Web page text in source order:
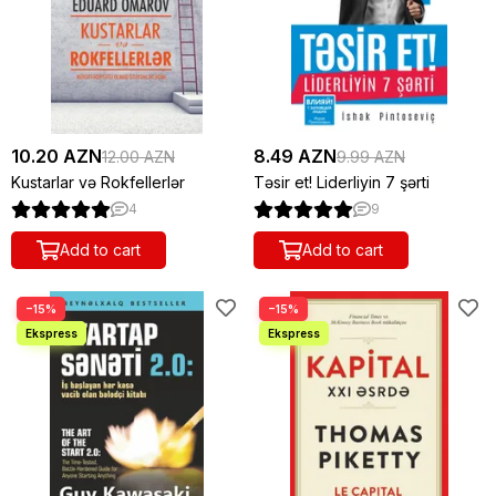
10.20 AZN12.00 AZN
Kustarlar və Rokfellerlər
4
Add to cart
8.49 AZN9.99 AZN
Təsir et! Liderliyin 7 şərti
9
Add to cart
−15% −15%